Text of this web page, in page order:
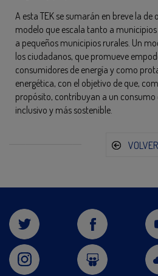
A esta TEK se sumarán en breve la
modelo que escala tanto a
a pequeños municipios rurales. Un
los ciudadanos, que promueve
consumidores de energía y como
energética, con el objetivo de que,
propósito, contribuyan a un
inclusivo y más sostenible.
VOLVER